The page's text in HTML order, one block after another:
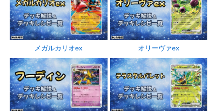
メガルカリオex オリーヴァex